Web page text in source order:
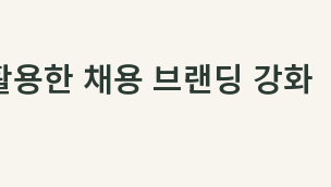
용한 채용 브랜딩 강화